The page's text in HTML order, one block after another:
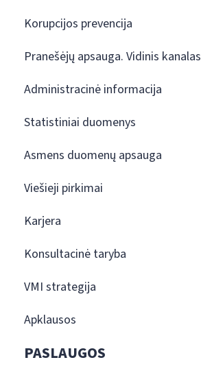
Korupcijos prevencija
Pranešėjų apsauga. Vidinis kanalas
Administracinė informacija
Statistiniai duomenys
Asmens duomenų apsauga
Viešieji pirkimai
Karjera
Konsultacinė taryba
VMI strategija
Apklausos
PASLAUGOS